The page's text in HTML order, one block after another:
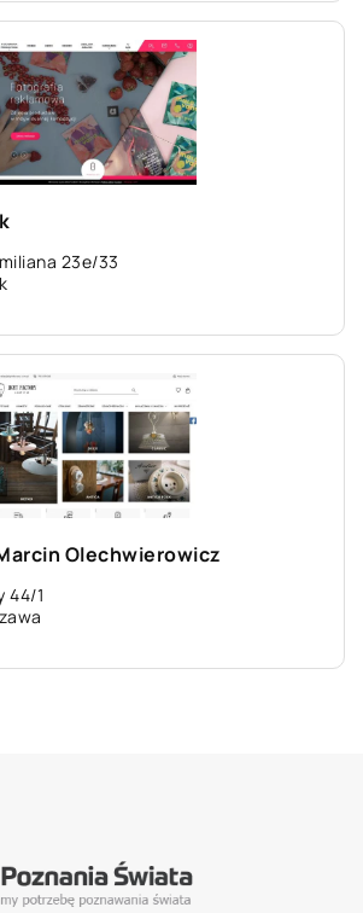
23e/33
Olechwierowicz
44/1